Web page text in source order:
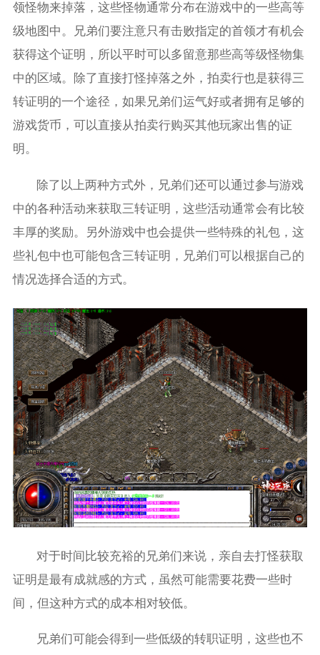
领怪物来掉落，这些怪物通常分布在游戏中的一些高等
级地图中。兄弟们要注意只有击败指定的首领才有机会
获得这个证明，所以平时可以多留意那些高等级怪物集
中的区域。除了直接打怪掉落之外，拍卖行也是获得三
转证明的一个途径，如果兄弟们运气好或者拥有足够的
游戏货币，可以直接从拍卖行购买其他玩家出售的证
明。
除了以上两种方式外，兄弟们还可以通过参与游戏
中的各种活动来获取三转证明，这些活动通常会有比较
丰厚的奖励。另外游戏中也会提供一些特殊的礼包，这
些礼包中也可能包含三转证明，兄弟们可以根据自己的
情况选择合适的方式。
对于时间比较充裕的兄弟们来说，亲自去打怪获取
证明是最有成就感的方式，虽然可能需要花费一些时
间，但这种方式的成本相对较低。
兄弟们可能会得到一些低级的转职证明，这些也不